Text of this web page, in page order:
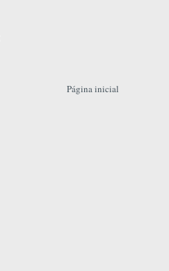
Página inicial